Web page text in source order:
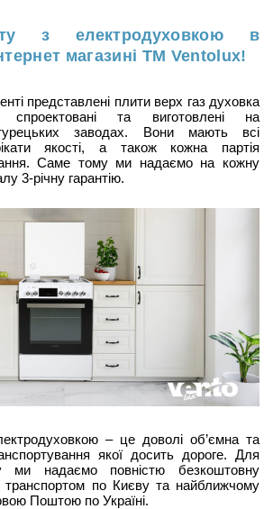
з електродуховкою в
магазині ТМ Ventolux!
представлені плити верх газ духовка
спроектовані та виготовлені на
заводах. Вони мають всі
якості, а також кожна партія
Саме тому ми надаємо на кожну
3-річну гарантію.
– це доволі об’ємна та
якої досить дороге. Для
ми надаємо повністю безкоштовну
транспортом по Києву та найближчому
Поштою по Україні.